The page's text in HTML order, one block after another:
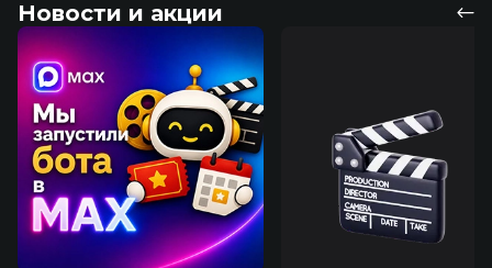
Новости и акции